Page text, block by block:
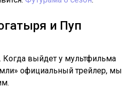
и Пуп
Когда выйдет у мультфильма
официальный трейлер, мы